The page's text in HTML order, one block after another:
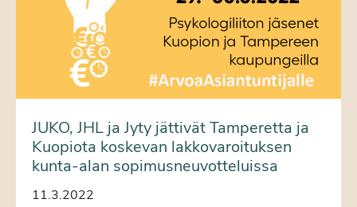
JUKO, JHL ja Jyty jättivät Tamperetta ja
Kuopiota koskevan lakkovaroituksen
kunta-alan sopimusneuvotteluissa
11.3.2022